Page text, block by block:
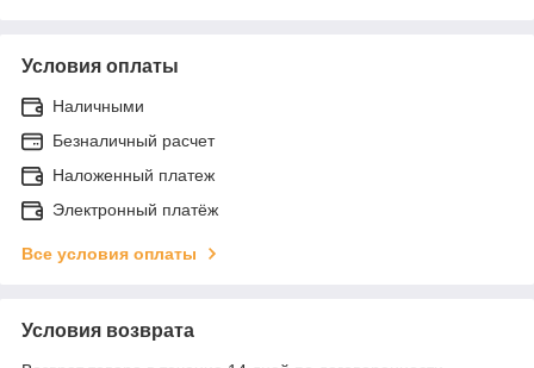
Условия оплаты
Наличными
Безналичный расчет
Наложенный платеж
Электронный платёж
Все условия оплаты
Условия возврата